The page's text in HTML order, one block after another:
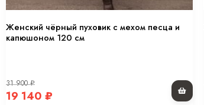
Женский чёрный пуховик с мехом песца и
капюшоном 120 см
31 900₽
19 140 ₽